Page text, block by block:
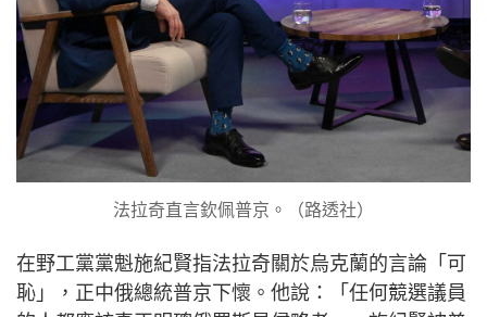
法拉奇直言欽佩普京。（路透社）
在野工黨黨魁施紀賢指法拉奇關於烏克蘭的言論「可
恥」，正中俄總統普京下懷。他說：「任何競選議員